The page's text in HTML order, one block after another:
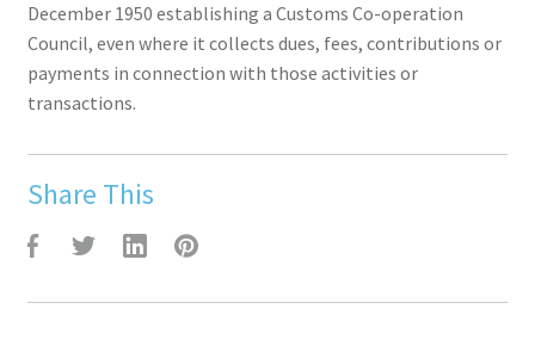
December 1950 establishing a Customs Co-operation
Council, even where it collects dues, fees, contributions or
payments in connection with those activities or
transactions.
Share This